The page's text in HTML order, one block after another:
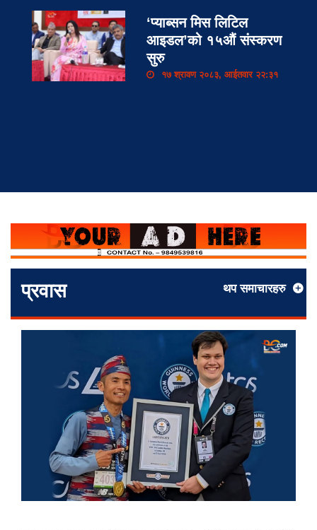
‘प्याब्सन मिस लिटिल
आइडल’को १५औं संस्करण
सुरु
१७ श्रावण २०८३, आईतवार २२:३१
प्रवास थप समाचारहरु